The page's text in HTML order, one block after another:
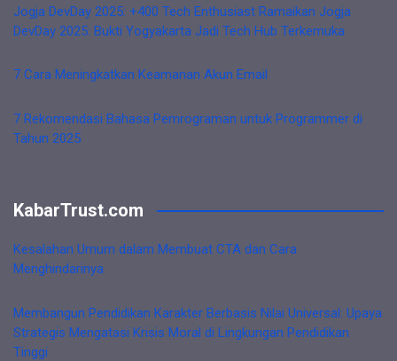
Jogja DevDay 2025: +400 Tech Enthusiast Ramaikan Jogja
DevDay 2025: Bukti Yogyakarta Jadi Tech Hub Terkemuka
7 Cara Meningkatkan Keamanan Akun Email
7 Rekomendasi Bahasa Pemrograman untuk Programmer di
Tahun 2025
KabarTrust.com
Kesalahan Umum dalam Membuat CTA dan Cara
Menghindarinya
Membangun Pendidikan Karakter Berbasis Nilai Universal: Upaya
Strategis Mengatasi Krisis Moral di Lingkungan Pendidikan
Tinggi